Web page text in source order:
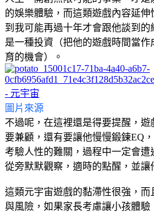
的娛樂體驗，而這類遊戲內容延
到我可能再過十年才會跟他談到
是一種投資（把他的遊戲時間當
育的機會）。
圖片來源
不過呢，在這裡還是得要提醒，
要兼顧，還有要讓他慢慢鍛鍊EQ
考驗人性的難關，過程中一定會
從旁默默觀察，適時的點醒，並讓
這類元宇宙遊戲的黏滯性很強，
與風險，如果家長考慮讓小孩體